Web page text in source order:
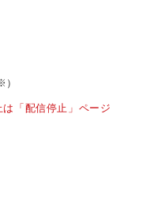
「配信停止」ページ